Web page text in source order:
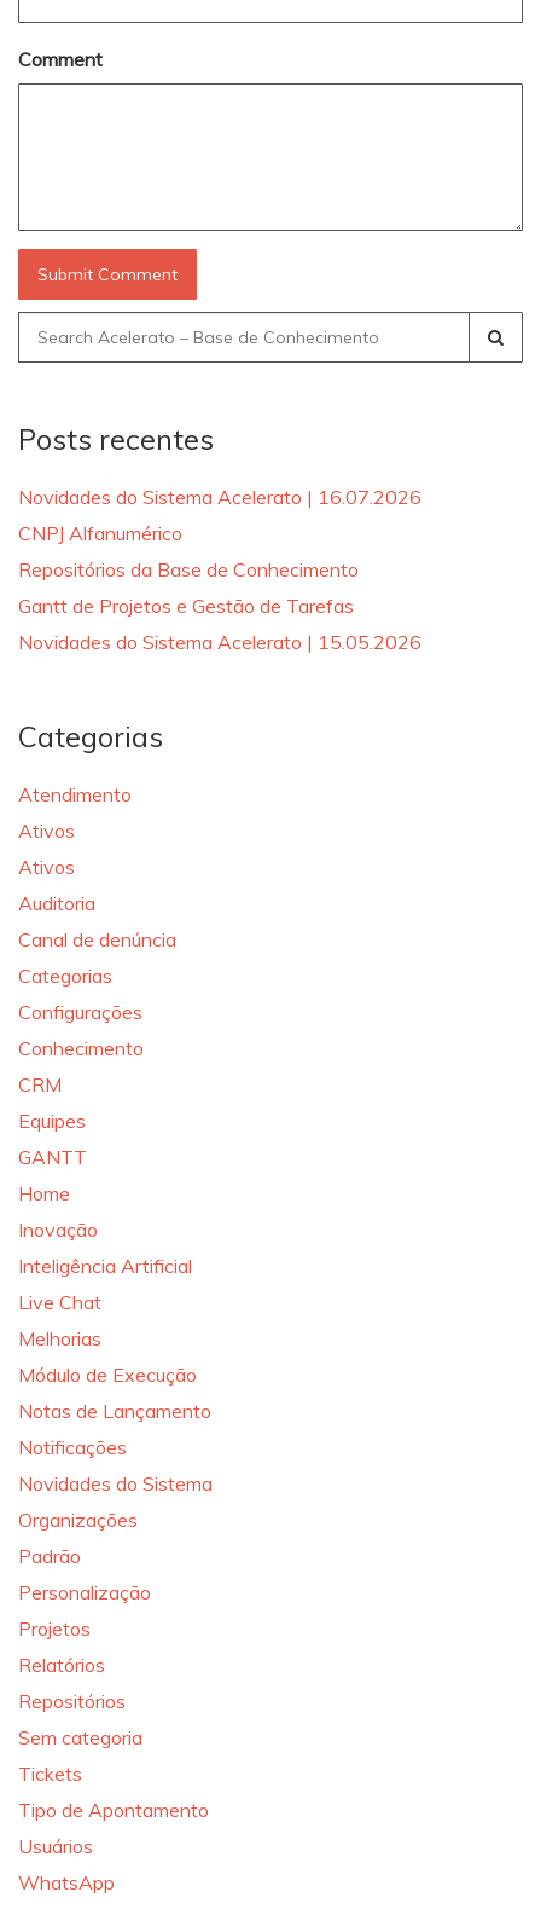
Comment
Search
for:
Posts recentes
Novidades do Sistema Acelerato | 16.07.2026
CNPJ Alfanumérico
Repositórios da Base de Conhecimento
Gantt de Projetos e Gestão de Tarefas
Novidades do Sistema Acelerato | 15.05.2026
Categorias
Atendimento
Ativos
Ativos
Auditoria
Canal de denúncia
Categorias
Configurações
Conhecimento
CRM
Equipes
GANTT
Home
Inovação
Inteligência Artificial
Live Chat
Melhorias
Módulo de Execução
Notas de Lançamento
Notificações
Novidades do Sistema
Organizações
Padrão
Personalização
Projetos
Relatórios
Repositórios
Sem categoria
Tickets
Tipo de Apontamento
Usuários
WhatsApp